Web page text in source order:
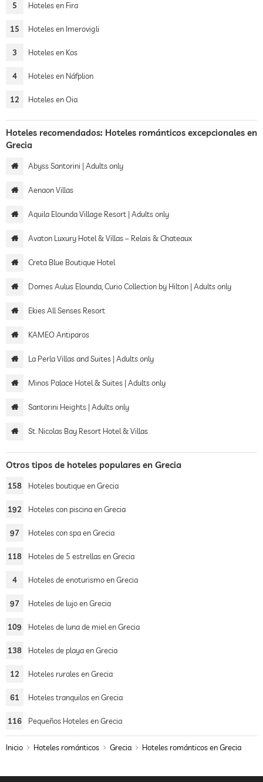
5 Hoteles en Fira
15 Hoteles en Imerovigli
3 Hoteles en Kos
4 Hoteles en Náfplion
12 Hoteles en Oia
Hoteles recomendados: Hoteles románticos excepcionales en
Grecia
Abyss Santorini | Adults only
Aenaon Villas
Aquila Elounda Village Resort | Adults only
Avaton Luxury Hotel & Villas – Relais & Chateaux
Creta Blue Boutique Hotel
Domes Aulus Elounda, Curio Collection by Hilton | Adults only
Ekies All Senses Resort
KAMEO Antiparos
La Perla Villas and Suites | Adults only
Minos Palace Hotel & Suites | Adults only
Santorini Heights | Adults only
St. Nicolas Bay Resort Hotel & Villas
Otros tipos de hoteles populares en Grecia
158 Hoteles boutique en Grecia
192 Hoteles con piscina en Grecia
97 Hoteles con spa en Grecia
118 Hoteles de 5 estrellas en Grecia
4 Hoteles de enoturismo en Grecia
97 Hoteles de lujo en Grecia
109 Hoteles de luna de miel en Grecia
138 Hoteles de playa en Grecia
12 Hoteles rurales en Grecia
61 Hoteles tranquilos en Grecia
116 Pequeños Hoteles en Grecia
Inicio Hoteles románticos Grecia Hoteles románticos en Grecia